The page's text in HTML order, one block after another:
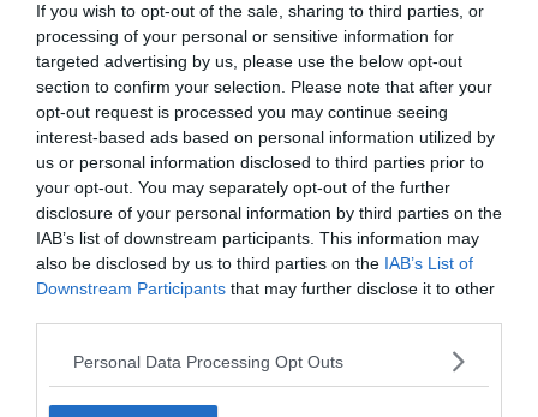
If you wish to opt-out of the sale, sharing to third parties, or
processing of your personal or sensitive information for
targeted advertising by us, please use the below opt-out
section to confirm your selection. Please note that after your
opt-out request is processed you may continue seeing
interest-based ads based on personal information utilized by
us or personal information disclosed to third parties prior to
your opt-out. You may separately opt-out of the further
disclosure of your personal information by third parties on the
IAB’s list of downstream participants. This information may
also be disclosed by us to third parties on the IAB’s List of
Downstream Participants that may further disclose it to other
Personal Data Processing Opt Outs
rengeteg érdekességet találsz. Ha inkább
pihennél egy kicsit a fárasztó agytorna után,
aKeresztlabda YouTube csatornájais nyitva
áll előtted egy kis videózásra.